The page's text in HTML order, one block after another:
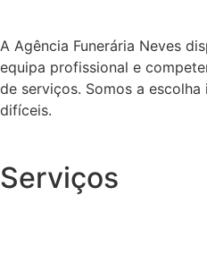
A Agência Funerária Neves
equipa profissional e
de serviços. Somos a
difíceis.
Serviços